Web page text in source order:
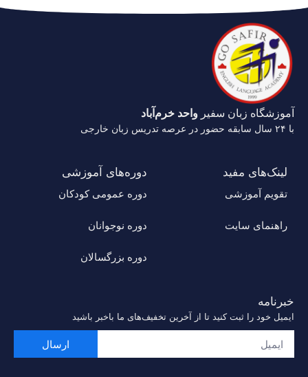
آموزشگاه زبان سفیر واحد خرم‌آباد
با ۲۴ سال سابقه حضور در عرصه تدریس زبان خارجی
لینک‌های مفید
تقویم آموزشی
راهنمای سایت
دوره‌های آموزشی
دوره عمومی کودکان
دوره‌ نوجوانان
دوره‌ بزرگسالان
خبرنامه
ایمیل خود را ثبت کنید تا از آخرین تخفیف‌های ما باخبر باشید
ارسال